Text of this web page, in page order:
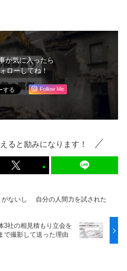
が気に入ったら
ローしてね！
Follow Me
ると励みになります！
がないし 自分の人間力を試された
3社の相見積もり立会を
で撮影して送った理由